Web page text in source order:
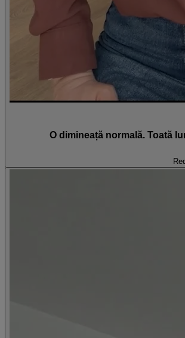
O dimineață normală. Toată